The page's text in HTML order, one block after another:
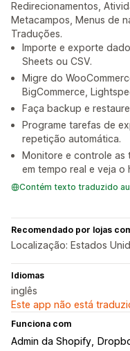
Redirecionamentos,
Metacampos, Menus de
Traduções.
Importe e exporte
Sheets ou CSV.
Migre do
BigCommerce,
Faça backup e
Programe tarefas de
repetição automática.
Monitore e controle
em tempo real e veja o
Contém texto traduzido
Recomendado por lojas
Localização: Estados
Idiomas
inglês
Este app não está
Funciona com
Admin da Shopify